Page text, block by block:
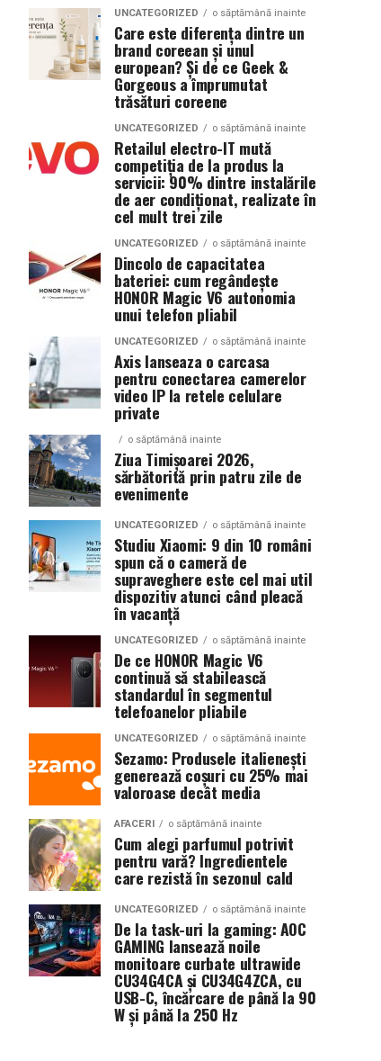
UNCATEGORIZED o săptămână inainte
Care este diferența dintre un
brand coreean și unul
european? Și de ce Geek &
Gorgeous a împrumutat
trăsături coreene
UNCATEGORIZED o săptămână inainte
Retailul electro-IT mută
competiția de la produs la
servicii: 90% dintre instalările
de aer condiționat, realizate în
cel mult trei zile
UNCATEGORIZED o săptămână inainte
Dincolo de capacitatea
bateriei: cum regândește
HONOR Magic V6 autonomia
unui telefon pliabil
UNCATEGORIZED o săptămână inainte
Axis lanseaza o carcasa
pentru conectarea camerelor
video IP la retele celulare
private
o săptămână inainte
Ziua Timișoarei 2026,
sărbătorită prin patru zile de
evenimente
UNCATEGORIZED o săptămână inainte
Studiu Xiaomi: 9 din 10 români
spun că o cameră de
supraveghere este cel mai util
dispozitiv atunci când pleacă
în vacanță
UNCATEGORIZED o săptămână inainte
De ce HONOR Magic V6
continuă să stabilească
standardul în segmentul
telefoanelor pliabile
UNCATEGORIZED o săptămână inainte
Sezamo: Produsele italienești
generează coșuri cu 25% mai
valoroase decât media
AFACERI o săptămână inainte
Cum alegi parfumul potrivit
pentru vară? Ingredientele
care rezistă în sezonul cald
UNCATEGORIZED o săptămână inainte
De la task-uri la gaming: AOC
GAMING lansează noile
monitoare curbate ultrawide
CU34G4CA și CU34G4ZCA, cu
USB-C, încărcare de până la 90
W și până la 250 Hz